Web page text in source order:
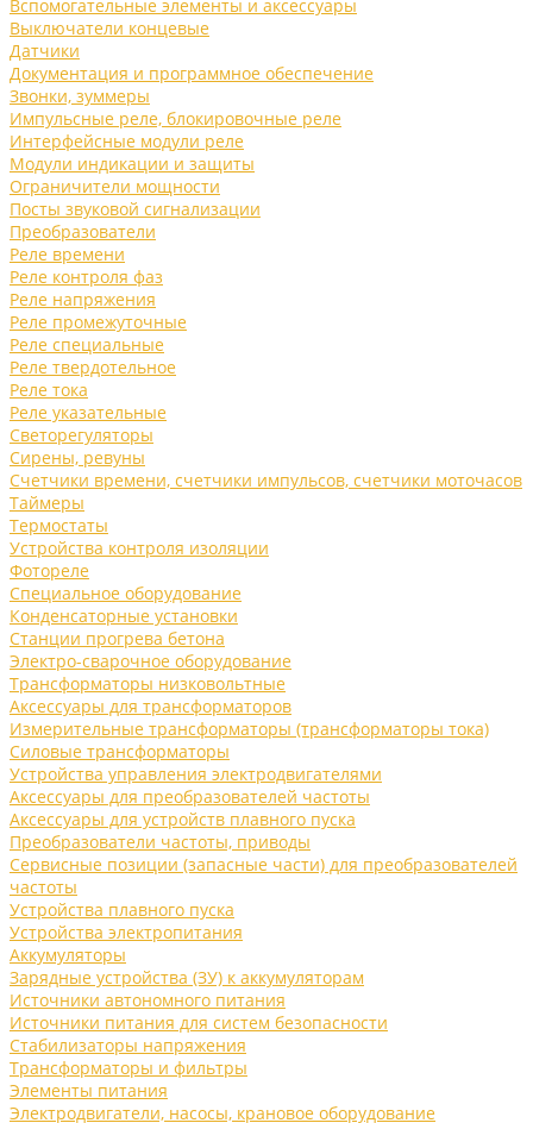
Вспомогательные элементы и аксессуары
Выключатели концевые
Датчики
Документация и программное обеспечение
Звонки, зуммеры
Импульсные реле, блокировочные реле
Интерфейсные модули реле
Модули индикации и защиты
Ограничители мощности
Посты звуковой сигнализации
Преобразователи
Реле времени
Реле контроля фаз
Реле напряжения
Реле промежуточные
Реле специальные
Реле твердотельное
Реле тока
Реле указательные
Светорегуляторы
Сирены, ревуны
Счетчики времени, счетчики импульсов, счетчики моточасов
Таймеры
Термостаты
Устройства контроля изоляции
Фотореле
Специальное оборудование
Конденсаторные установки
Станции прогрева бетона
Электро-сварочное оборудование
Трансформаторы низковольтные
Аксессуары для трансформаторов
Измерительные трансформаторы (трансформаторы тока)
Силовые трансформаторы
Устройства управления электродвигателями
Аксессуары для преобразователей частоты
Аксессуары для устройств плавного пуска
Преобразователи частоты, приводы
Сервисные позиции (запасные части) для преобразователей
частоты
Устройства плавного пуска
Устройства электропитания
Аккумуляторы
Зарядные устройства (ЗУ) к аккумуляторам
Источники автономного питания
Источники питания для систем безопасности
Стабилизаторы напряжения
Трансформаторы и фильтры
Элементы питания
Электродвигатели, насосы, крановое оборудование